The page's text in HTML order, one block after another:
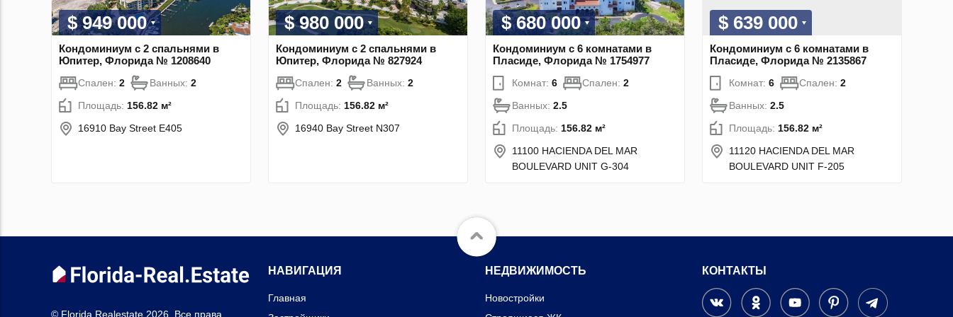
$ 949 000
Кондоминиум с 2 спальнями в
Юпитер, Флорида № 1208640
Спален: 2 Ванных: 2
Площадь: 156.82 м²
16910 Bay Street E405
$ 980 000
Кондоминиум с 2 спальнями в
Юпитер, Флорида № 827924
Спален: 2 Ванных: 2
Площадь: 156.82 м²
16940 Bay Street N307
$ 680 000
Кондоминиум с 6 комнатами в
Пласиде, Флорида № 1754977
Комнат: 6 Спален: 2
Ванных: 2.5
Площадь: 156.82 м²
11100 HACIENDA DEL MAR
BOULEVARD UNIT G-304
$ 639 000
Кондоминиум с 6 комнатами в
Пласиде, Флорида № 2135867
Комнат: 6 Спален: 2
Ванных: 2.5
Площадь: 156.82 м²
11120 HACIENDA DEL MAR
BOULEVARD UNIT F-205
© Florida.Realestate 2026. Все права
НАВИГАЦИЯ
Главная
НЕДВИЖИМОСТЬ
Новостройки
КОНТАКТЫ